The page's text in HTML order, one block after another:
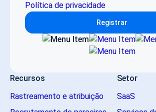
Política de privacidade
Registrar
Recursos
Rastreamento e atribuição
Setor
SaaS